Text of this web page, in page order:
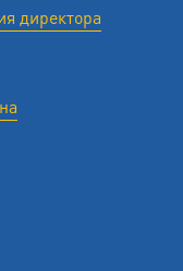
директора